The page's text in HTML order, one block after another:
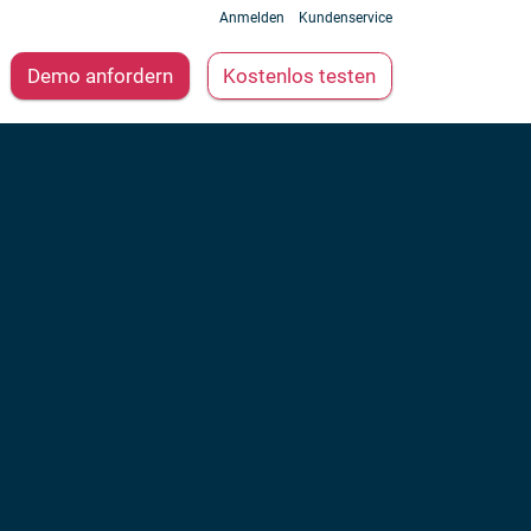
Kundenservice
Anmelden
Demo anfordern Kostenlos testen